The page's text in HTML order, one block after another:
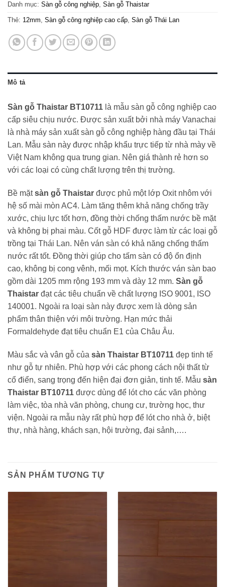
Danh mục: Sàn gỗ công nghiệp, Sàn gỗ Thaistar
Thẻ: 12mm, Sàn gỗ công nghiệp cao cấp, Sàn gỗ Thái Lan
Mô tả
Sàn gỗ Thaistar BT10711 là mẫu sàn gỗ công nghiệp cao
cấp siêu chịu nước. Được sản xuất bởi nhà máy Vanachai
là nhà máy sản xuất sàn gỗ công nghiệp hàng đầu tại Thái
Lan. Mẫu sàn này được nhập khẩu trực tiếp từ nhà mày về
Việt Nam không qua trung gian. Nên giá thành rẻ hơn so
với các loại có cùng chất lượng trên thị trường.
Bề mặtsàn gỗ Thaistar được phủ một lớp Oxit nhôm với
hệ số mài mòn AC4. Làm tăng thêm khả năng chống trầy
xước, chịu lực tốt hơn, đồng thời chống thấm nước bề mặt
và không bị phai màu. Cốt gỗ HDF được làm từ các loại gỗ
trồng tại Thái Lan. Nên ván sàn có khả năng chống thấm
nước rất tốt. Đồng thời giúp cho tấm sàn có độ ổn định
cao, không bị cong vênh, mối mọt. Kích thước ván sàn bao
gồm dài 1205 mm rộng 193 mm và dày 12 mm. Sàn gỗ
Thaistar đạt các tiêu chuẩn về chất lượng ISO 9001, ISO
140001. Ngoài ra loại sàn này được xem là dòng sản
phẩm thân thiện với môi trường. Hạn mức thải
Formaldehyde đạt tiêu chuẩn E1 của Châu Âu.
Màu sắc và vân gỗ của sàn Thaistar BT10711 đẹp tinh tế
như gỗ tự nhiên. Phù hợp với các phong cách nội thất từ
cổ điển, sang trọng đến hiện đại đơn giản, tinh tế. Mẫu sàn
Thaistar BT10711 được dùng để lót cho các văn phòng
làm việc, tòa nhà văn phòng, chung cư, trường học, thư
viện. Ngoài ra mẫu này rất phù hợp để lót cho nhà ở, biệt
thự, nhà hàng, khách sạn, hội trường, đại sảnh,….
SẢN PHẨM TƯƠNG TỰ